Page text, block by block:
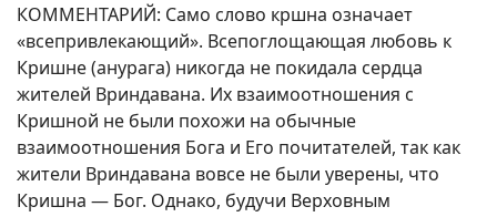
КОММЕНТАРИЙ: Само слово кршна означает
«всепривлекающий». Всепоглощающая любовь к
Кришне (анурага) никогда не покидала сердца
жителей Вриндавана. Их взаимоотношения с
Кришной не были похожи на обычные
взаимоотношения Бога и Его почитателей, так как
жители Вриндавана вовсе не были уверены, что
Кришна — Бог. Однако, будучи Верховным